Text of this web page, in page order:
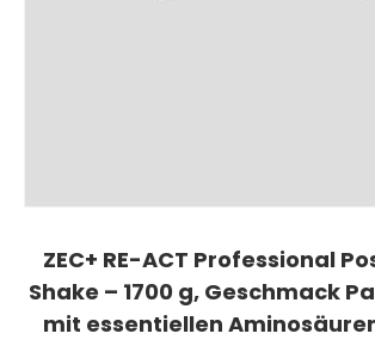
ZEC+ RE-ACT Professional
Shake – 1700 g, Geschmack
mit essentiellen